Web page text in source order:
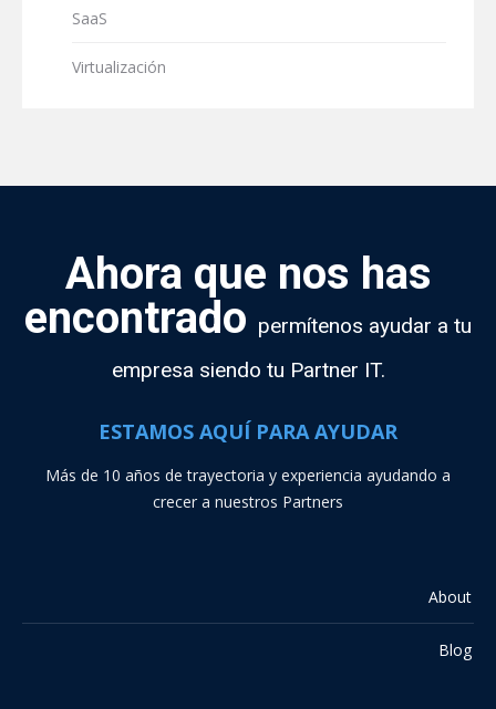
SaaS
Virtualización
Ahora que nos has
encontrado permítenos ayudar a tu
empresa siendo tu Partner IT.
ESTAMOS AQUÍ PARA AYUDAR
Más de 10 años de trayectoria y experiencia ayudando a
crecer a nuestros Partners
About
Blog